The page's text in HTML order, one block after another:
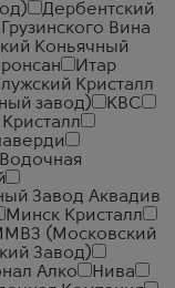
Дербентский
Вина
Коньячный
Итар
Кристалл
завод)
КВС
Завод Аквадив
Минск Кристалл
(Московский
Завод)
Алко
Нива